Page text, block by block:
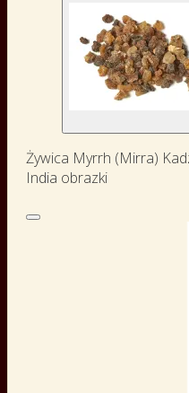
Żywica Myrrh (Mirra)
India obrazki